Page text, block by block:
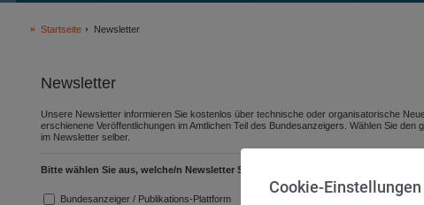
Startseite Newsletter
Newsletter
Unsere Newsletter informieren Sie kostenlos über technische oder organisatorische
erschienene Veröffentlichungen im Amtlichen Teil des Bundesanzeigers. Wählen Sie
im Newsletter selber.
Bitte wählen Sie aus, welche/n Newsletter Sie erhalten möchten:
Bundesanzeiger / Publikations-Plattform
Cookie-Einstellungen